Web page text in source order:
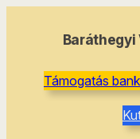
Baráthegyi
Támogatás